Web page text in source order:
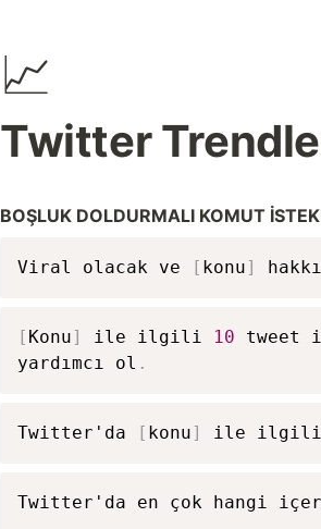
📈
Twitter
BOŞLUK DOLDURMALI KOMUT
Viral olacak ve [ konu]
[ Konu] ile ilgili 10 tweet
yardımcı ol .
Twitter'da [ konu] ile ilgili
Twitter'da en çok hangi